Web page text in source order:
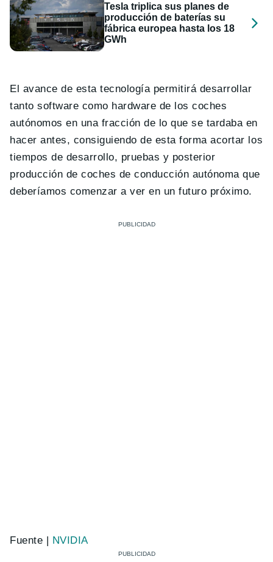
Tesla triplica sus planes de
producción de baterías su
fábrica europea hasta los 18
GWh
El avance de esta tecnología permitirá desarrollar
tanto software como hardware de los coches
autónomos en una fracción de lo que se tardaba en
hacer antes, consiguiendo de esta forma acortar los
tiempos de desarrollo, pruebas y posterior
producción de coches de conducción autónoma que
deberíamos comenzar a ver en un futuro próximo.
Fuente | NVIDIA